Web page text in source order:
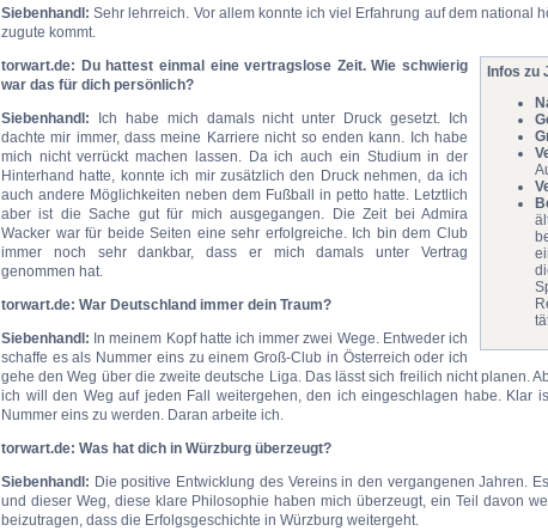
Siebenhandl:Sehr lehrreich. Vor allem konnte ich viel Erfahrung auf dem national
zugute kommt.
Infos zu
torwart.de: Du hattest einmal eine vertragslose Zeit. Wie schwierig
war das für dich persönlich?
Siebenhandl:
Ich habe mich damals nicht unter Druck gesetzt. Ich
dachte mir immer, dass meine Karriere nicht so enden kann. Ich habe
mich nicht verrückt machen lassen. Da ich auch ein Studium in der
Hinterhand hatte, konnte ich mir zusätzlich den Druck nehmen, da ich
auch andere Möglichkeiten neben dem Fußball in petto hatte. Letztlich
aber ist die Sache gut für mich ausgegangen. Die Zeit bei Admira
Wacker war für beide Seiten eine sehr erfolgreiche. Ich bin dem Club
immer noch sehr dankbar, dass er mich damals unter Vertrag
genommen hat.
torwart.de: War Deutschland immer dein Traum?
Siebenhandl: In meinem Kopf hatte ich immer zwei Wege. Entweder ich
schaffe es als Nummer eins zu einem Groß-Club in Österreich oder ich
gehe den Weg über die zweite deutsche Liga. Das lässt sich freilich nicht planen.
ich will den Weg auf jeden Fall weitergehen, den ich eingeschlagen habe. Klar
Nummer eins zu werden. Daran arbeite ich.
torwart.de: Was hat dich in Würzburg überzeugt?
Siebenhandl: Die positive Entwicklung des Vereins in den vergangenen Jahren.
und dieser Weg, diese klare Philosophie haben mich überzeugt, ein Teil davon
beizutragen, dass die Erfolgsgeschichte in Würzburg weitergeht.